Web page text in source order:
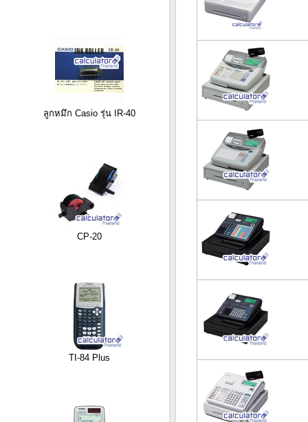
ลูกหมึก Casio รุ่น IR-40
CP-20
TI-84 Plus